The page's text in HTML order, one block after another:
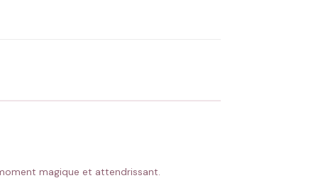
magique et attendrissant.